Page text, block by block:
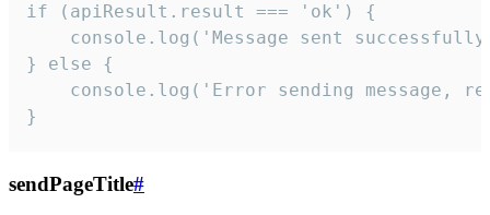
if (apiResult.result === 'ok') {
console.log('Message sent
} else {
console.log('Error sending message,
}
sendPageTitle#